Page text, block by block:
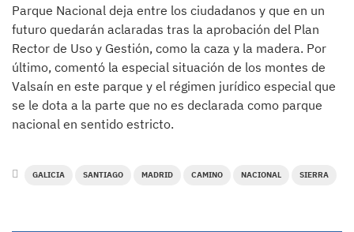
Parque Nacional deja entre los ciudadanos y que en un
futuro quedarán aclaradas tras la aprobación del Plan
Rector de Uso y Gestión, como la caza y la madera. Por
último, comentó la especial situación de los montes de
Valsaín en este parque y el régimen jurídico especial que
se le dota a la parte que no es declarada como parque
nacional en sentido estricto.
GALICIA SANTIAGO MADRID CAMINO NACIONAL SIERRA